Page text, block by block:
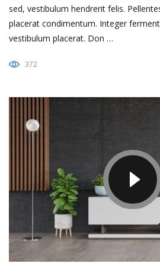
sed, vestibulum hendrerit felis.
placerat condimentum. Integer
vestibulum placerat. Don …
372